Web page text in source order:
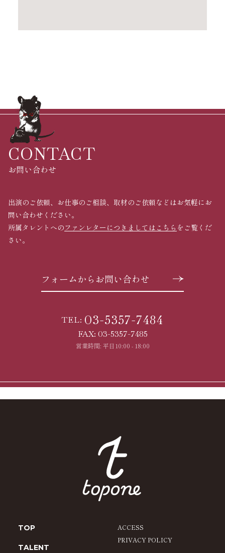
CONTACT
お問い合わせ
出演のご依頼、お仕事のご相談、取材のご依頼などはお気軽にお
問い合わせください。
所属タレントへのファンレターにつきましてはこちら をご覧くだ
さい。
フォームからお問い合わせ
TEL: 03-5357-7484
FAX: 03-5357-7485
営業時間: 平日10:00 - 18:00
TOP
TALENT
ACCESS
PRIVACY POLICY